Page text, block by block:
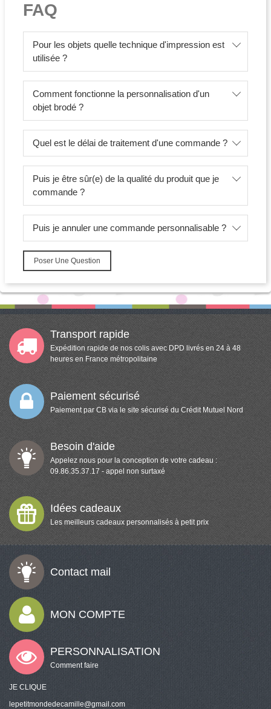
FAQ
Pour les objets quelle technique d'impression est
utilisée ?
Comment fonctionne la personnalisation d'un
objet brodé ?
Quel est le délai de traitement d'une commande ?
Puis je être sûr(e) de la qualité du produit que je
commande ?
Puis je annuler une commande personnalisable ?
Poser Une Question
Transport rapide
Expédition rapide de nos colis avec DPD livrés en 24 à 48
heures en France métropolitaine
Paiement sécurisé
Paiement par CB via le site sécurisé du Crédit Mutuel Nord
Besoin d'aide
Appelez nous pour la conception de votre cadeau :
09.86.35.37.17 - appel non surtaxé
Idées cadeaux
Les meilleurs cadeaux personnalisés à petit prix
Contact mail
MON COMPTE
PERSONNALISATION
Comment faire
JE CLIQUE
lepetitmondedecamille@gmail.com